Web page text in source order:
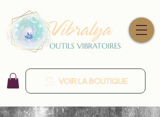
VOIR LA BOUTIQUE
Vibralya
OUTILS VIBRATOIRES